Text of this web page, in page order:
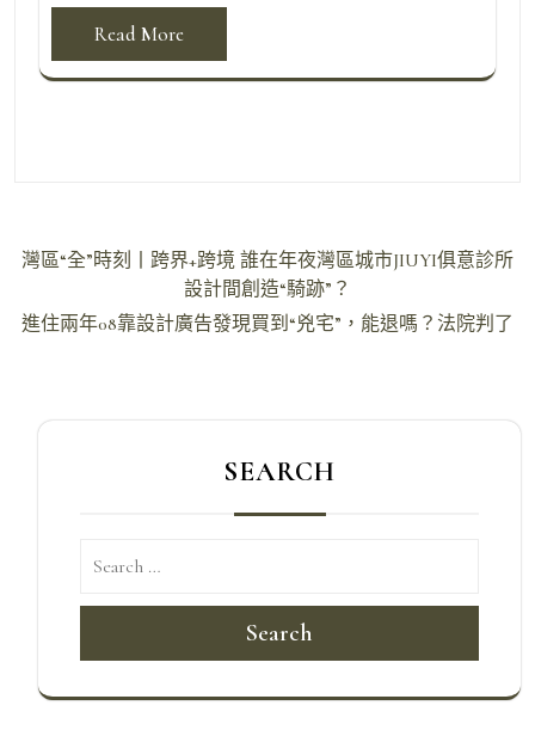
Read More
文
導
灣區“全”時刻丨跨界+跨境 誰在年夜灣區城市JIUYI俱意診所
設計間創造“騎跡”？
進住兩年08靠設計廣告發現買到“兇宅”，能退嗎？法院判了
SEARCH
Search